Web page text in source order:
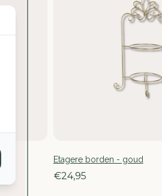
Etagere borden - goud
€24,95